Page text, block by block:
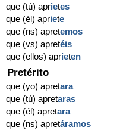
que (tú) aprietes
que (él) apriete
que (ns) apretemos
que (vs) apretéis
que (ellos) aprieten
Pretérito
que (yo) apretara
que (tú) apretaras
que (él) apretara
que (ns) apretáramos